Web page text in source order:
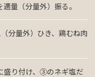
量（分量外）振る。
分量外）ひき、鶏むね肉
盛り付け、③のネギ塩だ